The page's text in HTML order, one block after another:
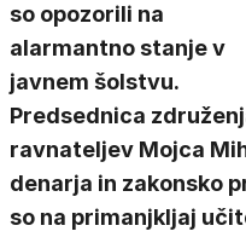
so opozorili na
alarmantno stanje v
javnem šolstvu.
Predsednica
ravnateljev Mojca
denarja in zakonsko
so na primanjkljaj